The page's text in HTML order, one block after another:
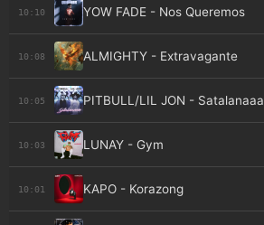
10:10 YOW FADE - Nos Queremos
10:08 ALMIGHTY - Extravagante
10:05 PITBULL/LIL JON - Satalanaaa
10:03 LUNAY - Gym
10:01 KAPO - Korazong